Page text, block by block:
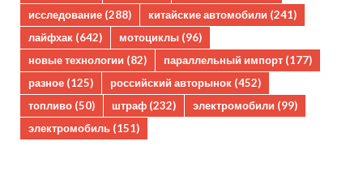
исследование (288) китайские автомобили (241)
лайфхак (642) мотоциклы (96)
новые технологии (82) параллельный импорт (177)
разное (125) российский авторынок (452)
топливо (50) штраф (232) электромобили (99)
электромобиль (151)